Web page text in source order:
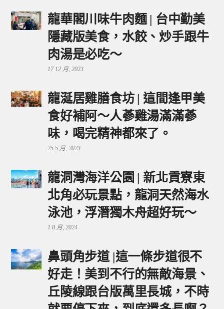
龍華閣川味牛肉麵 | 台中勤美
隱藏版美食，水餃、炒手跟牛
肉湯是必吃～
17 12 月, 2023
龍涎居雞膳食坊 | 這間逢甲美
食好補阿～人蔘雞湯滿滿蔘
味，喝完精神都來了。
25 5 月, 2023
龍洞灣海洋公園 | 新北貢寮東
北角必玩景點，龍洞天然海水
泳池，浮潛獨木舟超好玩～
1 8 月, 2024
鼻頭角步道 |這一條步道很不
好走！美到不行的無敵海景、
丘陵線跟台版萬里長城，不時